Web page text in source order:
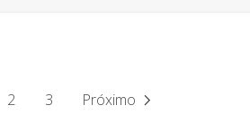
2 3 Próximo